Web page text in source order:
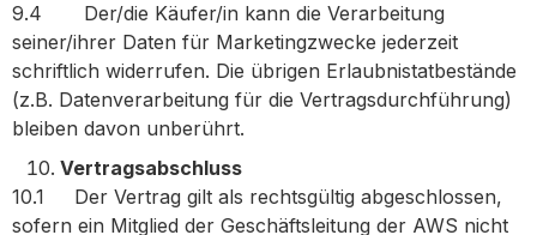
9.4 Der/die Käufer/in kann die Verarbeitung
seiner/ihrer Daten für Marketingzwecke jederzeit
schriftlich widerrufen. Die übrigen Erlaubnistatbestände
(z.B. Datenverarbeitung für die Vertragsdurchführung)
bleiben davon unberührt.
Vertragsabschluss
10.1 Der Vertrag gilt als rechtsgültig abgeschlossen,
sofern ein Mitglied der Geschäftsleitung der AWS nicht